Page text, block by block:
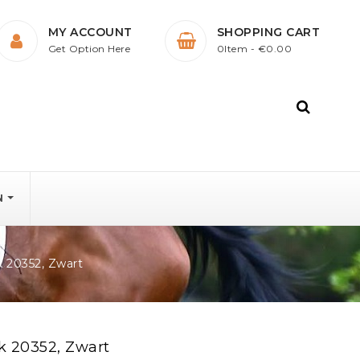
SHOPPING CART
0Item - €0.00
MY ACCOUNT
Get Option Here
20352, Zwart
20352, Zwart